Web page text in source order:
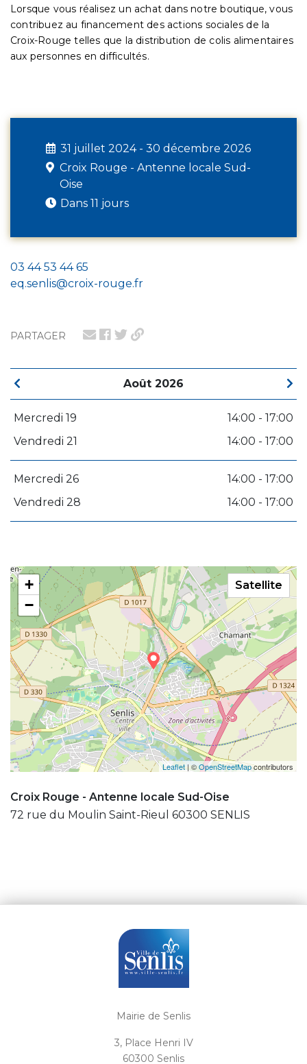
PARTAGER
Août 2026
Mercredi 19
14:00 - 17:00
Vendredi 21
14:00 - 17:00
Mercredi 26
14:00 - 17:00
Vendredi 28
14:00 - 17:00
+
−
Leaflet | ©OpenStreetMapcontributors
Satellite
Croix Rouge - Antenne locale Sud-Oise
72 rue du Moulin Saint-Rieul 60300 SENLIS
Lorsque vous réalisez un achat dans notre boutique, vous
contribuez au financement des actions sociales de la
Croix-Rouge telles que la distribution de colis alimentaires
aux personnes en difficultés.
31 juillet 2024 - 30 décembre 2026
Croix Rouge - Antenne locale Sud-
Oise
Dans 11 jours
03 44 53 44 65
eq.senlis@croix-rouge.fr
Mairie de Senlis
3, Place Henri IV
60300 Senlis